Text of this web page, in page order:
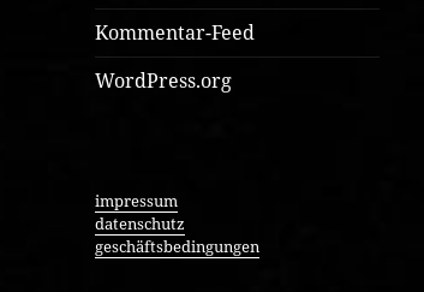
Kommentar-Feed
WordPress.org
impressum
datenschutz
geschäftsbedingungen